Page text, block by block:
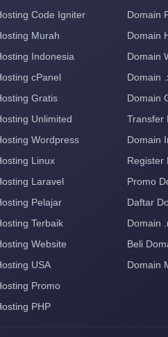
Code Igniter
Murah
Indonesia
cPanel
Gratis
Unlimited
Wordpress
Linux
Laravel
Pelajar
Terbaik
Website
USA
Promo
PHP
Domain
Domain
Domain
Domain
Domain
Transfer
Domain
Register
Promo
Daftar
Domain
Beli
Domain